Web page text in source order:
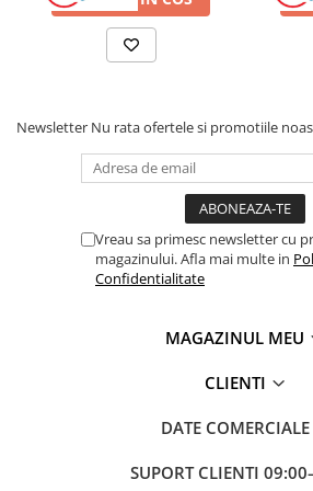
Dormitor & birou
Mobila birou
Mese si scaune pentru copii
Fotolii pentru copii
Newsletter Nu rata ofertele si promotiile
Vreau sa primesc newsletter cu
magazinului. Afla mai multe in
Confidentialitate
MAGAZINUL MEU
CLIENTI
DATE COMERCIALE
SUPORT CLIENTI